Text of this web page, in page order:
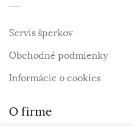
Servis šperkov
Obchodné podmienky
Informácie o cookies
O firme